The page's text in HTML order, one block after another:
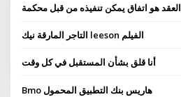
العقد هو اتفاق يمكن تنفيذه من قبل محكمة
التاجر المارقة نيك leeson الفيلم
أنا قلق بشأن المستقبل في كل وقت
Bmo هاريس بنك التطبيق المحمول